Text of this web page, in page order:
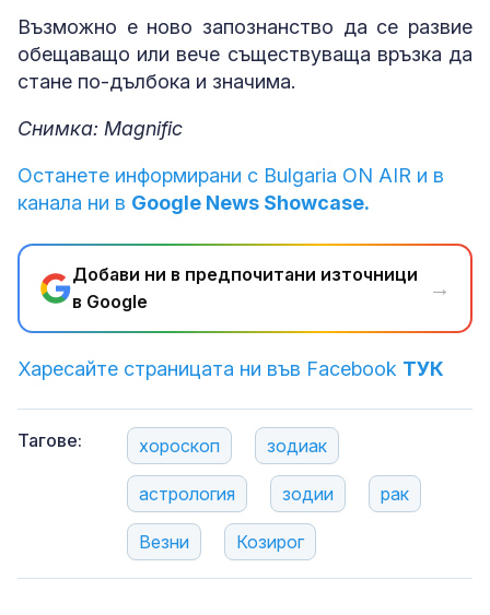
Възможно е ново запознанство да се развие
обещаващо или вече съществуваща връзка да
стане по-дълбока и значима.
Снимка: Magnific
Останете информирани с Bulgaria ON AIR и в
канала ни в Google News Showcase.
Добави ни в предпочитани източници
в Google
→
Харесайте страницата ни във Facebook ТУК
Тагове: хороскоп зодиак
астрология зодии рак
Везни Козирог